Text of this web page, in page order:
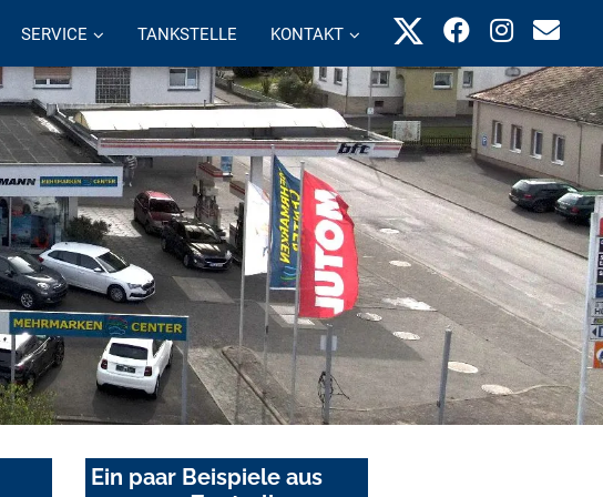
SERVICE TANKSTELLE KONTAKT
Ein paar Beispiele aus